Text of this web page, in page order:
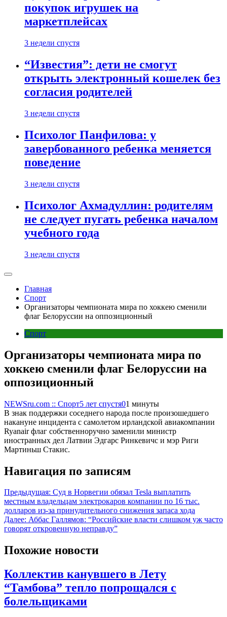
покупок игрушек на
маркетплейсах
3 недели спустя
“Известия”: дети не смогут
открыть электронный кошелек без
согласия родителей
3 недели спустя
Психолог Панфилова: у
завербованного ребенка меняется
поведение
3 недели спустя
Психолог Ахмадуллин: родителям
не следует пугать ребенка началом
учебного года
3 недели спустя
Главная
Спорт
Организаторы чемпионата мира по хоккею сменили
флаг Белоруссии на оппозиционный
Спорт
Организаторы чемпионата мира по
хоккею сменили флаг Белоруссии на
оппозиционный
NEWSru.com :: Спорт5 лет спустя01 минуты
В знак поддержки соседнего народа после произошедшего
накануне инцидента с самолетом ирландской авиакомпании
Ryanair флаг собственноручно заменили министр
иностранных дел Латвии Эдгарс Ринкевичс и мэр Риги
Мартиньш Стакис.
Навигация по записям
Предыдущая: Суд в Норвегии обязал Tesla выплатить
местным владельцам электрокаров компании по 16 тыс.
долларов из-за принудительного снижения запаса хода
Далее: Аббас Галлямов: “Российские власти слишком уж часто
говорят откровенную неправду”
Похожие новости
Коллектив канувшего в Лету
“Тамбова” тепло попрощался с
болельщиками